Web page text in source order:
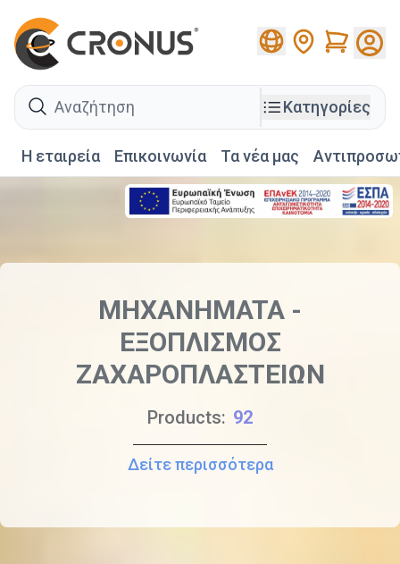
Cart
search
Κατηγορίες
Η εταιρεία Επικοινωνία Τα νέα μας
MHXANHMATA -
EΞOΠΛIΣMOΣ
ZAXAPOΠΛAΣTEIΩN
Products: 267
Δείτε περισσότερα